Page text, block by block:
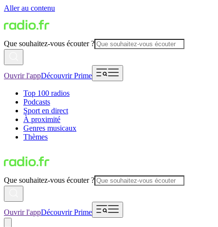
Aller au contenu
Que souhaitez-vous écouter ?
Ouvrir l'appDécouvrir Prime
Top 100 radios
Podcasts
Sport en direct
À proximité
Genres musicaux
Thèmes
Que souhaitez-vous écouter ?
Ouvrir l'appDécouvrir Prime